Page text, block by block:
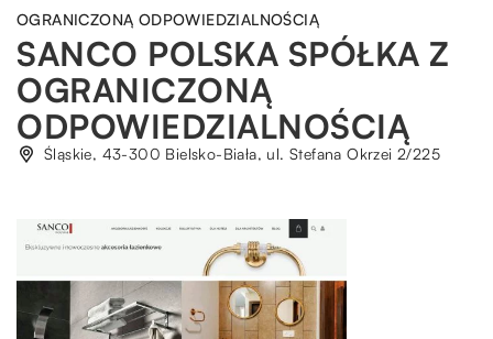
OGRANICZONĄ ODPOWIEDZIALNOŚCIĄ
SANCO POLSKA SPÓŁKA Z
OGRANICZONĄ
ODPOWIEDZIALNOŚCIĄ
Śląskie, 43-300 Bielsko-Biała, ul. Stefana Okrzei 2/225